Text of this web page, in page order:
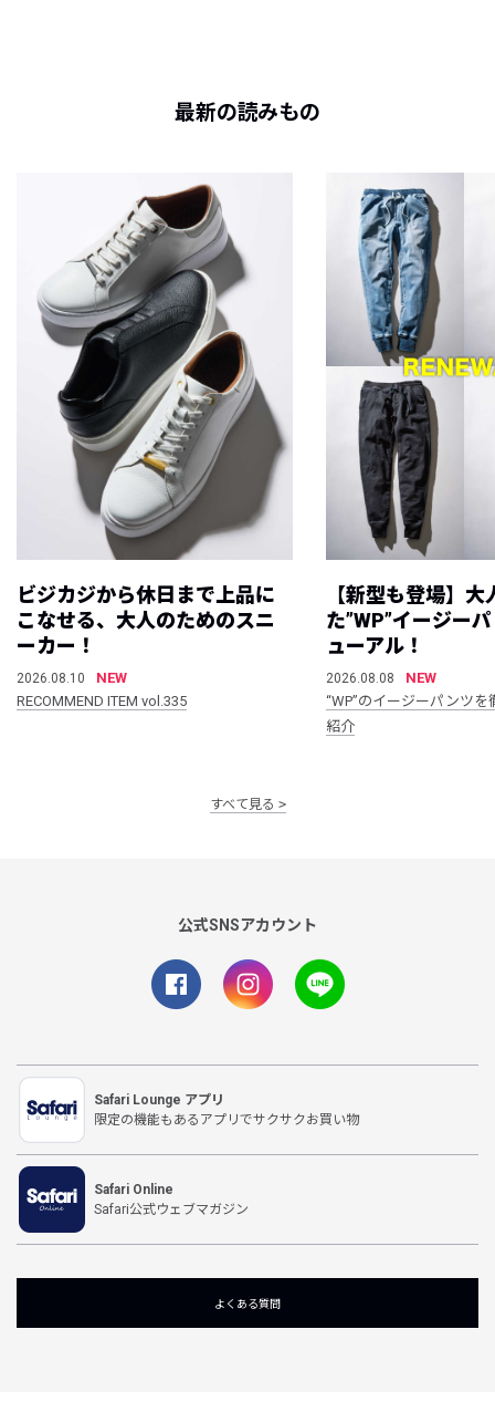
最新の読みもの
ビジカジから休日まで上品に
こなせる、大人のためのスニ
ーカー！
2026.08.10
NEW
RECOMMEND ITEM vol.335
【新型も登場】大
た”WP”イージー
ューアル！
2026.08.08
NEW
“WP”のイージーパンツ
紹介
すべて見る
公式SNSアカウント
Safari Lounge アプリ
限定の機能もあるアプリでサクサクお買い物
Safari Online
Safari公式ウェブマガジン
よくある質問